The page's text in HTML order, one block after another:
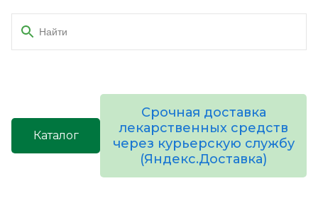
Каталог
Срочная доставка
лекарственных средств
через курьерскую службу
(Яндекс.Доставка)